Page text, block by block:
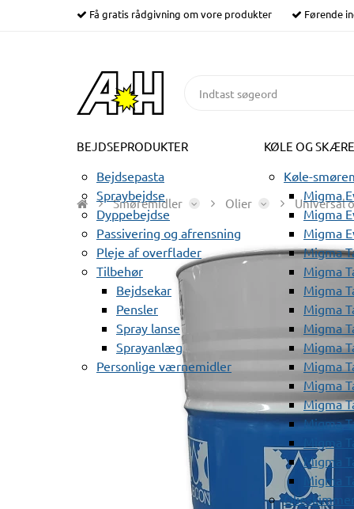
Få gratis rådgivning om vore produkter Førende
BEJDSEPRODUKTER
Bejdsepasta
Spraybejdse
Dyppebejdse
Passivering og afrensning
Pleje af overflader
Tilbehør
Bejdsekar
Pensler
Spray lanse
Sprayanlæg
Personlige værnemidler
KØLE OG
Køle-
Migma
Migma
Migma
Migma
Migma
Migma
Migma
Migma
Migma
Migma
Migma
Migma
Migma
Migma
Migma
Migma
Olieskimmer
Smøremidler Olier Universal